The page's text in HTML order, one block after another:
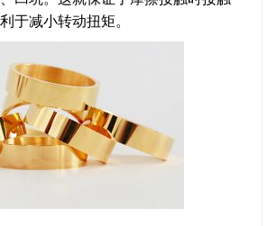
于减小转动扭矩。